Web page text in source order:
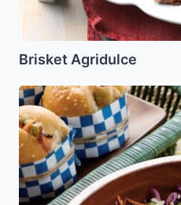
Brisket Agridulce
Ensalada
de
Repollo
Asiatica